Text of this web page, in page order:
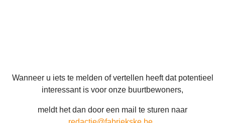
Wanneer u iets te melden of vertellen heeft dat potentieel
interessant is voor onze buurtbewoners,
meldt het dan door een mail te sturen naar